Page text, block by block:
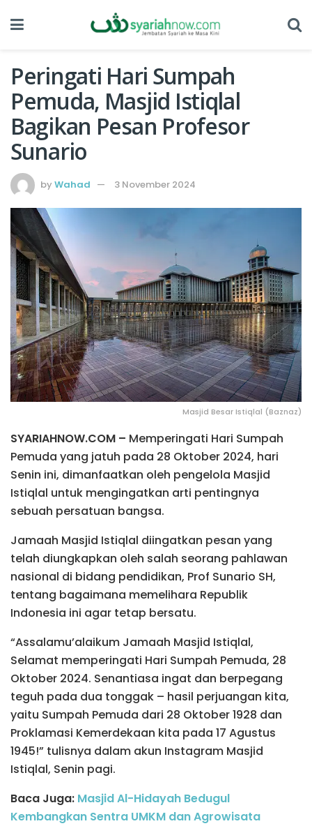
Peringati Hari Sumpah
Pemuda, Masjid Istiqlal
Bagikan Pesan Profesor
Sunario
by Wahad 3 November 2024
Masjid Besar Istiqlal (Baznaz)
SYARIAHNOW.COM – Memperingati Hari Sumpah
Pemuda yang jatuh pada 28 Oktober 2024, hari
Senin ini, dimanfaatkan oleh pengelola Masjid
Istiqlal untuk mengingatkan arti pentingnya
sebuah persatuan bangsa.
Jamaah Masjid Istiqlal diingatkan pesan yang
telah diungkapkan oleh salah seorang pahlawan
nasional di bidang pendidikan, Prof Sunario SH,
tentang bagaimana memelihara Republik
Indonesia ini agar tetap bersatu.
“Assalamu’alaikum Jamaah Masjid Istiqlal,
Selamat memperingati Hari Sumpah Pemuda, 28
Oktober 2024. Senantiasa ingat dan berpegang
teguh pada dua tonggak – hasil perjuangan kita,
yaitu Sumpah Pemuda dari 28 Oktober 1928 dan
Proklamasi Kemerdekaan kita pada 17 Agustus
1945!” tulisnya dalam akun Instagram Masjid
Istiqlal, Senin pagi.
Baca Juga: Masjid Al-Hidayah Bedugul
Kembangkan Sentra UMKM dan Agrowisata